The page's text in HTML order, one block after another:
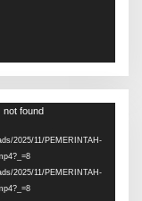
found
2025/11/PEMERINTAH-
2025/11/PEMERINTAH-